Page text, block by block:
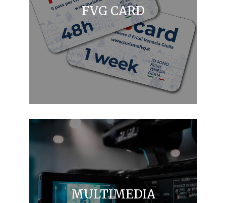
FVG CARD
MULTIMEDIA